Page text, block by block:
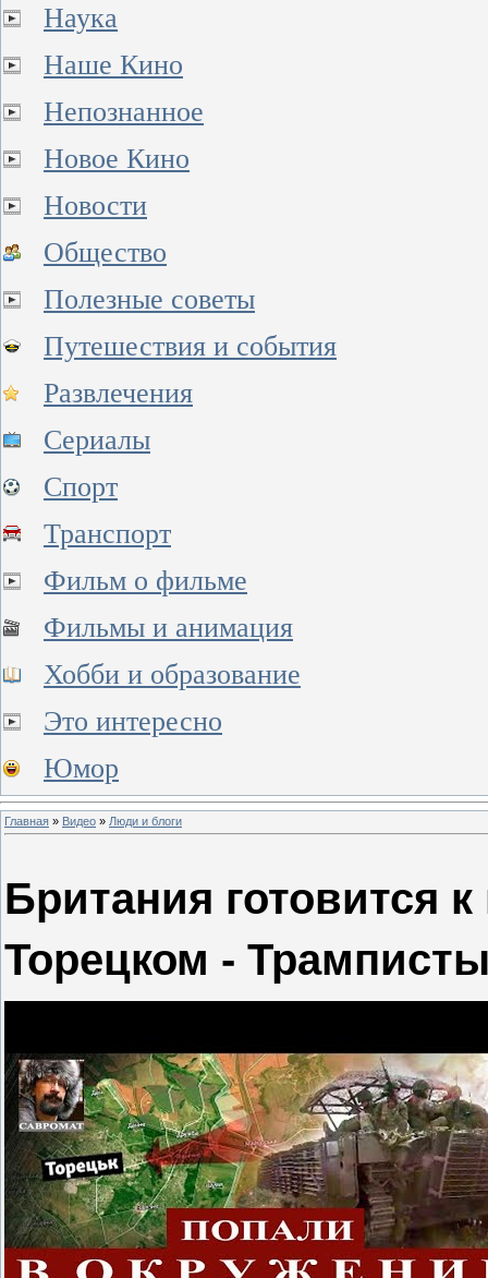
Наука
Наше Кино
Непознанное
Новое Кино
Новости
Общество
Полезные советы
Путешествия и события
Развлечения
Сериалы
Спорт
Транспорт
Фильм о фильме
Фильмы и анимация
Хобби и образование
Это интересно
Юмор
Главная » Видео » Люди и блоги
Британия готовится
Торецком -